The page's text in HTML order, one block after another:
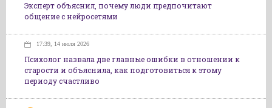
Эксперт объяснил, почему люди предпочитают
общение с нейросетями
17:39, 14 июля 2026
Психолог назвала две главные ошибки в отношении к
старости и объяснила, как подготовиться к этому
периоду счастливо